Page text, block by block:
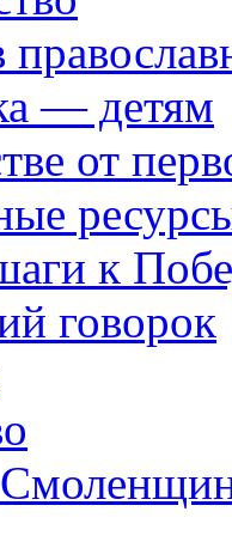
— детям
от
к
говорок